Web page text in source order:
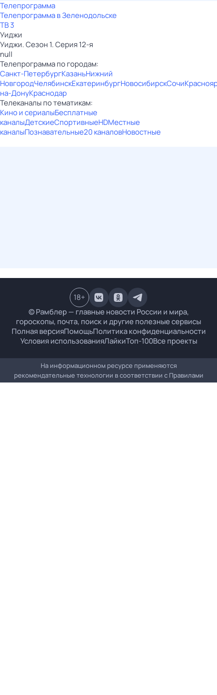
Телепрограмма
Телепрограмма в Зеленодольске
ТВ 3
Уиджи
Уиджи. Сезон 1. Серия 12-я
null
Телепрограмма по городам:
Санкт-ПетербургКазаньНижний
НовгородЧелябинскЕкатеринбургНовосибирскСочи
на-ДонуКраснодар
Телеканалы по тематикам:
Кино и сериалыБесплатные
каналыДетскиеСпортивныеHDМестные
каналыПознавательные20 каналовНовостные
© Рамблер — главные новости России и мира,
гороскопы, почта, поиск и другие полезные сервисы
Полная версияПомощьПолитика конфиденциальности
Условия использованияЛайкиТоп-100Все проекты
18+
На информационном ресурсе применяются
рекомендательные технологии в соответствии с Правилами